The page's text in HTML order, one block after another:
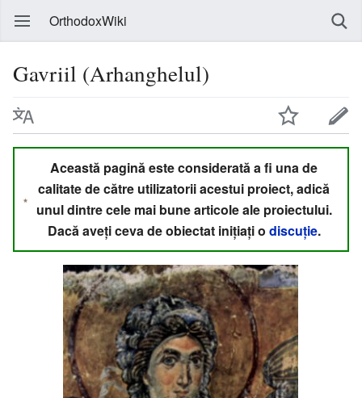
OrthodoxWiki
Gavriil (Arhanghelul)
Această pagină este considerată a fi una de
calitate de către utilizatorii acestui proiect, adică
unul dintre cele mai bune articole ale proiectului.
Dacă aveți ceva de obiectat inițiați o discuție.